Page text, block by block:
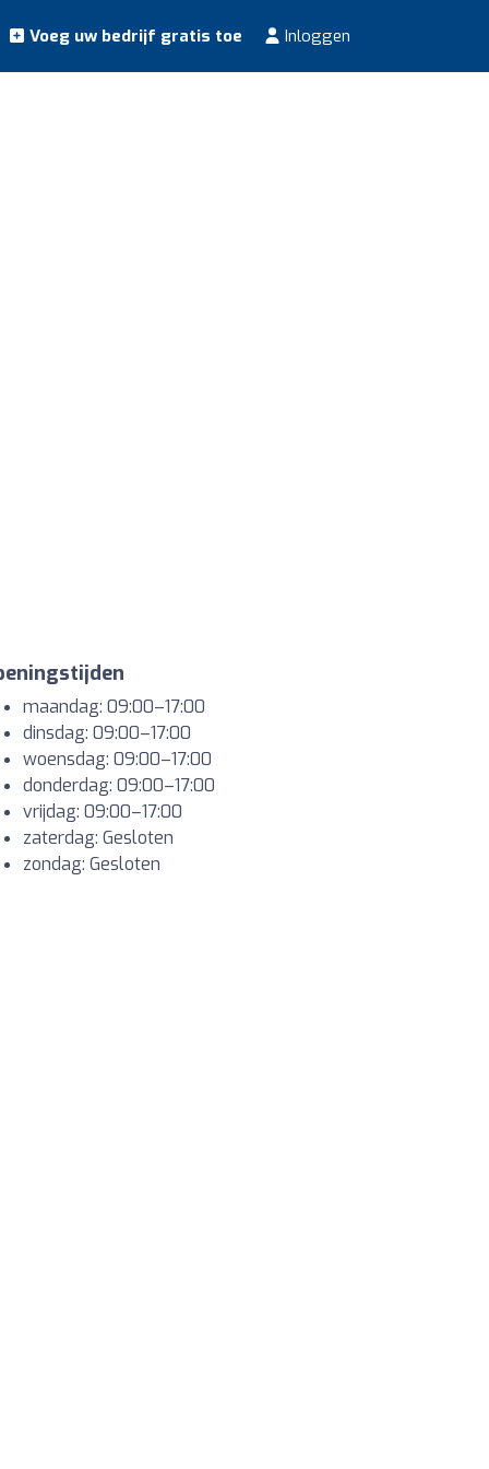
Voeg uw bedrijf gratis toe Inloggen
maandag: 09:00–17:00
dinsdag: 09:00–17:00
woensdag: 09:00–17:00
donderdag: 09:00–17:00
vrijdag: 09:00–17:00
zaterdag: Gesloten
zondag: Gesloten